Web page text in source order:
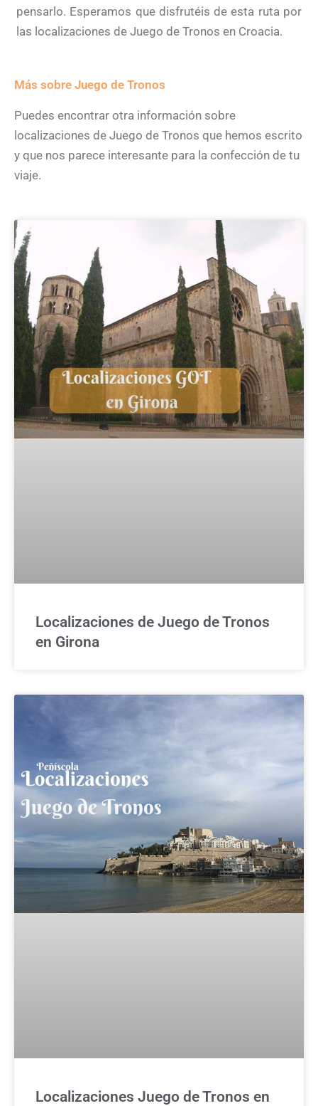
pensarlo. Esperamos que disfrutéis de esta ruta por
las localizaciones de Juego de Tronos en Croacia.
Más sobre Juego de Tronos
Puedes encontrar otra información sobre
localizaciones de Juego de Tronos que hemos escrito
y que nos parece interesante para la confección de tu
viaje.
Localizaciones de Juego de Tronos
en Girona
Localizaciones Juego de Tronos en